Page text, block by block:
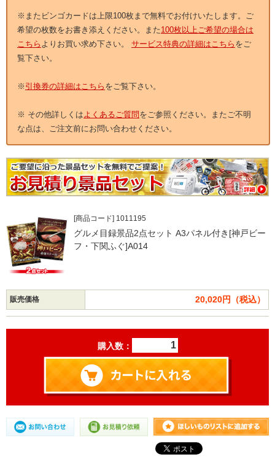
※またビンゴカードは上限100枚まで無料でお付けいたします。ご
希望の枚数をお書き添えください。また100枚以上ご希望の場合は
こちら よりお買い求め下さい。 サービス特典の詳細はこちら をご
覧下さい。
※ 引換券の詳細はこちら をご覧下さい。
※ その他詳しくはよくあるご質問をご参照ください。またご不明
な点は、ご注文前にお問い合わせください。
[商品コード] 1011195
グルメ目録景品2点セット A3パネル付き[神戸ビー
フ・下関ふぐ]A014
販売価格 20,020円（税込）
購入数：